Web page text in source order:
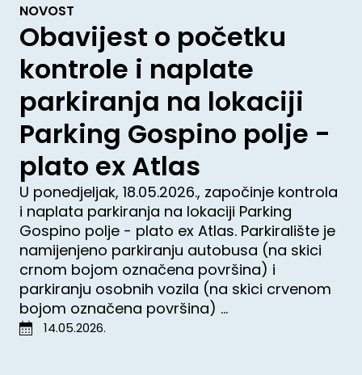
NOVOST
Obavijest o početku
kontrole i naplate
parkiranja na lokaciji
Parking Gospino polje -
plato ex Atlas
U ponedjeljak, 18.05.2026., započinje kontrola
i naplata parkiranja na lokaciji Parking
Gospino polje - plato ex Atlas. Parkiralište je
namijenjeno parkiranju autobusa (na skici
crnom bojom označena površina) i
parkiranju osobnih vozila (na skici crvenom
bojom označena površina) ...
14.05.2026.